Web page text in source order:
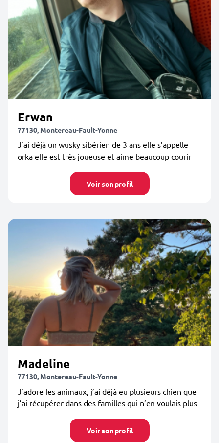
Erwan
77130, Montereau-Fault-Yonne
J’ai déjà un wusky sibérien de 3 ans elle s’appelle
orka elle est très joueuse et aime beaucoup courir
Voir son profil
Madeline
77130, Montereau-Fault-Yonne
J’adore les animaux, j’ai déjà eu plusieurs chien que
j’ai récupérer dans des familles qui n’en voulais plus
Voir son profil